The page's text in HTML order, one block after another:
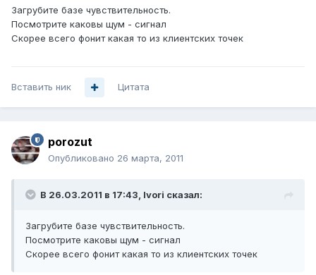
Загрубите базе чувствительность.
Посмотрите каковы щум - сигнал
Скорее всего фонит какая то из клиентских точек
Вставить ник Цитата
porozut
Опубликовано 26 марта, 2011
В 26.03.2011 в 17:43, Ivori сказал:
Загрубите базе чувствительность.
Посмотрите каковы щум - сигнал
Скорее всего фонит какая то из клиентских точек